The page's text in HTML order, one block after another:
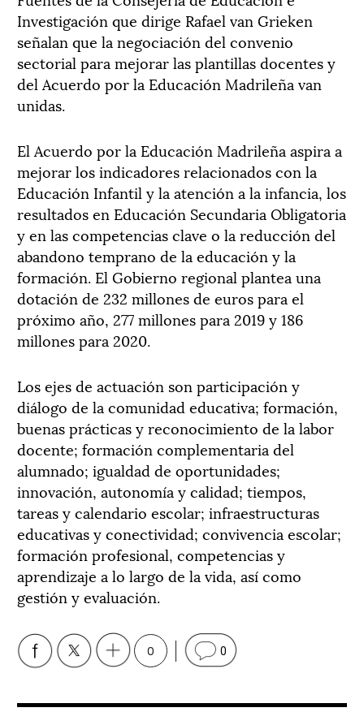
Investigación que dirige Rafael van Grieken
señalan que la negociación del convenio
sectorial para mejorar las plantillas docentes y
del Acuerdo por la Educación Madrileña van
unidas.
El Acuerdo por la Educación Madrileña aspira a
mejorar los indicadores relacionados con la
Educación Infantil y la atención a la infancia, los
resultados en Educación Secundaria Obligatoria
y en las competencias clave o la reducción del
abandono temprano de la educación y la
formación. El Gobierno regional plantea una
dotación de 232 millones de euros para el
próximo año, 277 millones para 2019 y 186
millones para 2020.
Los ejes de actuación son participación y
diálogo de la comunidad educativa; formación,
buenas prácticas y reconocimiento de la labor
docente; formación complementaria del
alumnado; igualdad de oportunidades;
innovación, autonomía y calidad; tiempos,
tareas y calendario escolar; infraestructuras
educativas y conectividad; convivencia escolar;
formación profesional, competencias y
aprendizaje a lo largo de la vida, así como
gestión y evaluación.
0 0